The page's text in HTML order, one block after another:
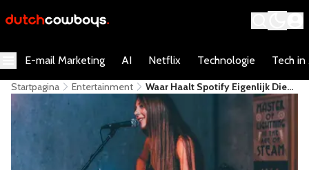
E-mail Marketing AI Netflix Technologie Tech in
Startpagina Entertainment
​Waar Haalt Spotify Eigenlijk Die
Songteksten Vandaan?